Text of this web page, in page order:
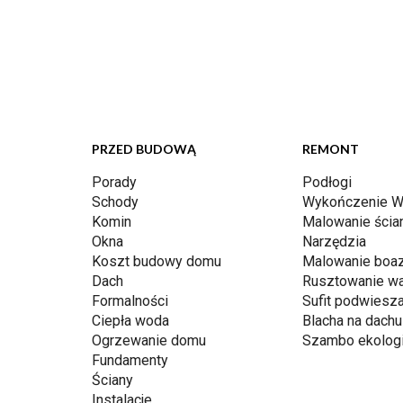
PRZED BUDOWĄ
Porady
Schody
Komin
Okna
Koszt budowy domu
Dach
Formalności
Ciepła woda
Ogrzewanie domu
Fundamenty
Ściany
REMONT
Podłogi
Wykończenie
Malowanie
Narzędzia
Malowanie
Rusztowanie
Sufit
Blacha na dachu
Szambo